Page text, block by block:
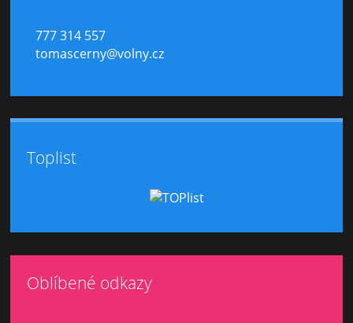
777 314 557
tomascerny@volny.cz
Toplist
Oblíbené odkazy